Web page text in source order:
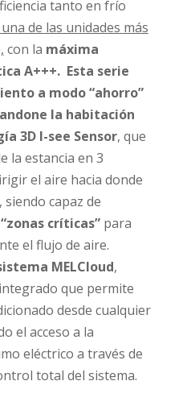
tanto en frío
de las unidades más
con la máxima
A+++. Esta serie
a modo “ahorro”
la habitación
3D I-see Sensor, que
la estancia en 3
el aire hacia donde
capaz de
críticas” para
el flujo de aire.
MELCloud,
que permite
desde cualquier
el acceso a la
eléctrico a través de
total del sistema.